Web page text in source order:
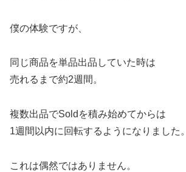
僕の体験ですが、
同じ商品を単品出品していた時は
売れるまで約2週間。
複数出品でSoldを積み始めてからは
1週間以内に回転するようになりました。
これは偶然ではありません。